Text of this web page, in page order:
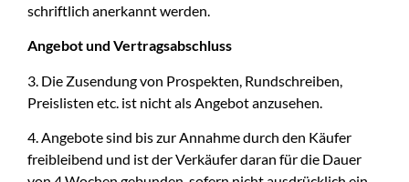
schriftlich anerkannt werden.
Angebot und Vertragsabschluss
3. Die Zusendung von Prospekten, Rundschreiben,
Preislisten etc. ist nicht als Angebot anzusehen.
4. Angebote sind bis zur Annahme durch den Käufer
freibleibend und ist der Verkäufer daran für die Dauer